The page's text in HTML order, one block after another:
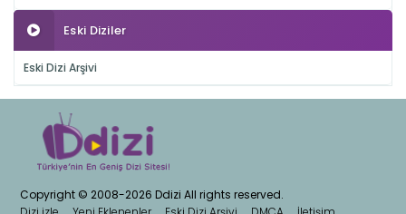
Eski Diziler
Eski Dizi Arşivi
Copyright © 2008-2026 Ddizi All rights reserved.